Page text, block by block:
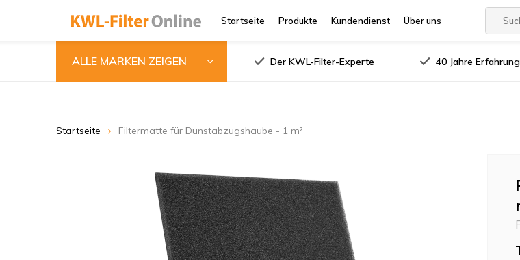
Startseite Produkte Kundendienst Über uns
ALLE MARKEN ZEIGEN Der KWL-Filter-Experte 40 Jahre Erfahrung
Startseite Filtermatte für Dunstabzugshaube - 1 m²